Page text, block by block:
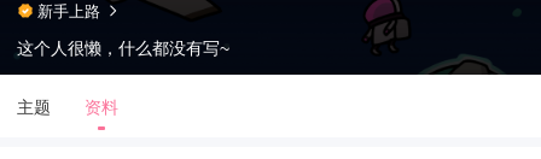
新手上路
这个人很懒，什么都没有写~
主题 资料